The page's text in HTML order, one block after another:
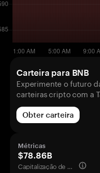
Carteira para BNB
Experimente o futuro
carteiras cripto com a
Obter carteira
Métricas
$78.86B
Capitalização de mercado